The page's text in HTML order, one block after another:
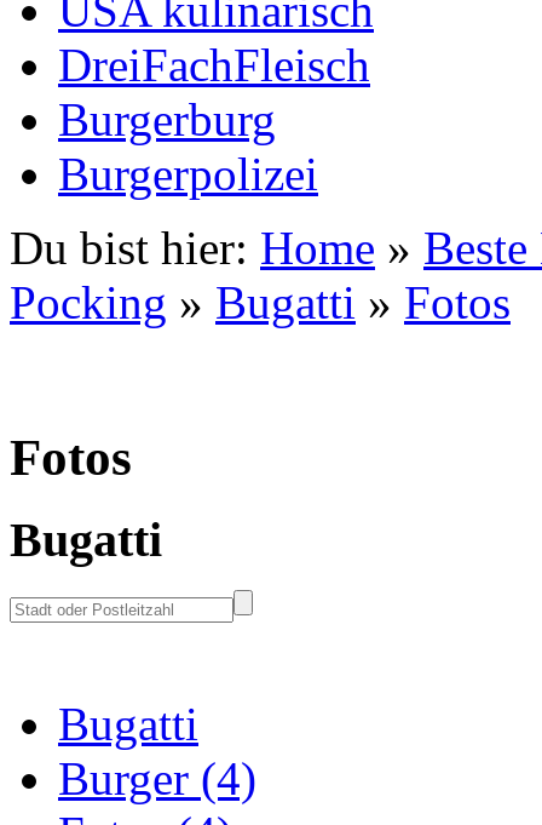
DreiFachFleisch
Burgerburg
Burgerpolizei
Du bist hier: Home »
Pocking » Bugatti » Fotos
Fotos
Bugatti
Bugatti
Burger (4)